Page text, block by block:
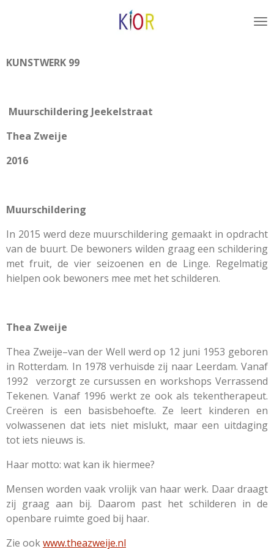
de
KUNSTWERK 99
Muurschildering Jeekelstraat
Thea Zweije
2016
Muurschildering
In 2015 werd deze muurschildering gemaakt in opdracht
van de buurt. De bewoners wilden graag een schildering
met fruit, de vier seizoenen en de Linge. Regelmatig
hielpen ook bewoners mee met het schilderen.
Thea Zweije
Thea Zweije–van der Well werd op 12 juni 1953 geboren
in Rotterdam. In 1978 verhuisde zij naar Leerdam. Vanaf
1992 verzorgt ze cursussen en workshops Verrassend
Tekenen. Vanaf 1996 werkt ze ook als tekentherapeut.
Creëren is een basisbehoefte. Ze leert kinderen en
volwassenen dat iets niet mislukt, maar een uitdaging
tot iets nieuws is.
Haar motto: wat kan ik hiermee?
Mensen worden vaak vrolijk van haar werk. Daar draagt
zij graag aan bij. Daarom past het schilderen in de
openbare ruimte goed bij haar.
Zie ookwww.theazweije.nl